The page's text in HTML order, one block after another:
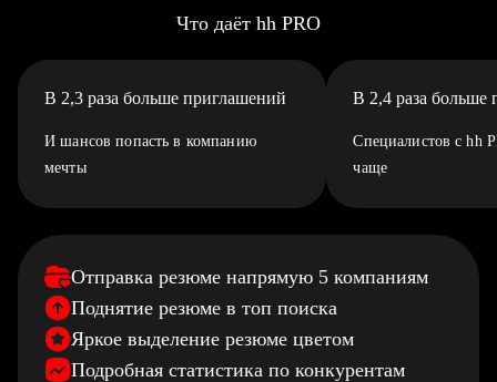
Что даёт hh PRO
В 2,3 раза больше приглашений
И шансов попасть в компанию
мечты
В 2,4 раза больше
Специалистов с hh
чаще
Отправка резюме напрямую 5 компаниям
Поднятие резюме в топ поиска
Яркое выделение резюме цветом
Подробная статистика по конкурентам